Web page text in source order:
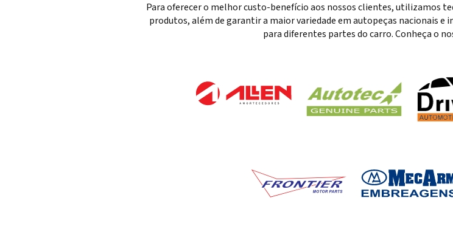
Para oferecer o melhor custo-benefício aos nossos clientes, utilizamos
produtos, além de garantir a maior variedade em autopeças nacionais e
para diferentes partes do carro. Conheça o